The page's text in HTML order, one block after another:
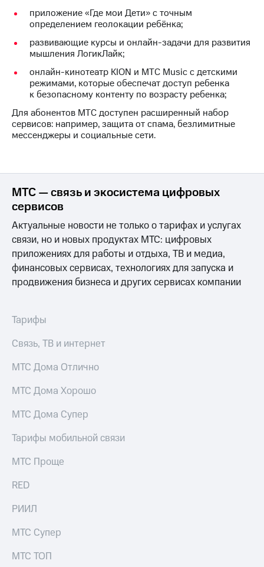
приобретения
Порядок
акций
Дивиденды
Рынок
облигаций
Описание
Еврооблигации-2023
Уведомление
о
Регистратор
Реквизиты
Контакты
развитие
На главную
приложение «Где мои Дети» с точным
определением геолокации ребёнка;
развивающие курсы и онлайн-задачи для развития
мышления ЛогикЛайк;
онлайн-кинотеатр KION и МТС Music с детскими
режимами, которые обеспечат доступ ребенка
к безопасному контенту по возрасту ребенка;
Для абонентов МТС доступен расширенный набор
сервисов: например, защита от спама, безлимитные
мессенджеры и социальные сети.
МТС — связь и экосистема цифровых
сервисов
Актуальные новости не только о тарифах и услугах
связи, но и новых продуктах МТС: цифровых
приложениях для работы и отдыха, ТВ и медиа,
финансовых сервисах, технологиях для запуска и
продвижения бизнеса и других сервисах компании
Тарифы
Связь, ТВ и интернет
МТС Дома Отлично
МТС Дома Хорошо
МТС Дома Супер
Тарифы мобильной связи
МТС Проще
RED
РИИЛ
МТС Супер
МТС ТОП